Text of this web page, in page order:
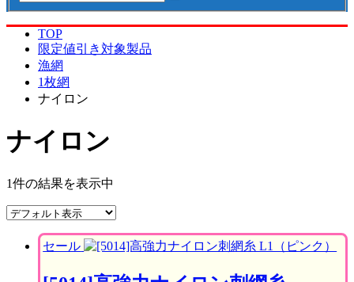
索
TOP
限定値引き対象製品
漁網
1枚網
ナイロン
ナイロン
1件の結果を表示中
セール